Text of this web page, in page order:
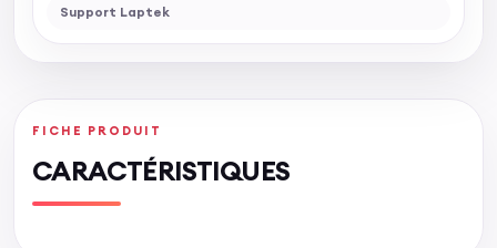
Support Laptek
FICHE PRODUIT
CARACTÉRISTIQUES